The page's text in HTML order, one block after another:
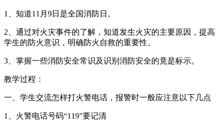
1、知道11月9日是全国消防日。
2、通过对火灾事件的了解，知道发生火灾的主要原因，提高
学生的防火意识，明确防火自救的重要性。
3、掌握一些消防安全常识及识别消防安全的竟是标示。
教学过程：
一、学生交流怎样打火警电话，报警时一般应注意以下几点
1、火警电话号码“119”要记清